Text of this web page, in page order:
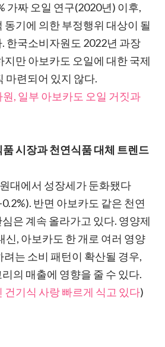
가짜 오일 연구(2020년) 이후,
동기에 의한 부정행위 대상이 될
한국소비자원도 2022년 과장
지만 아보카도 오일에 대한 국제
마련되어 있지 않다.
, 일부 아보카도 오일 거짓과
시장과 천연식품 대체 트렌드
대에서 성장세가 둔화됐다
반면 아보카도 같은 천연
은 계속 올라가고 있다. 영양제
신, 아보카도 한 개로 여러 영양
려는 소비 패턴이 확산될 경우,
의 매출에 영향을 줄 수 있다.
기식 사랑 빠르게 식고 있다)